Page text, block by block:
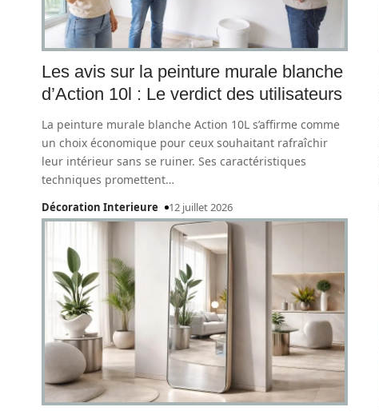
Les avis sur la peinture murale blanche
d’Action 10l : Le verdict des utilisateurs
La peinture murale blanche Action 10L s’affirme comme
un choix économique pour ceux souhaitant rafraîchir
leur intérieur sans se ruiner. Ses caractéristiques
techniques promettent…
Décoration Interieure 12 juillet 2026